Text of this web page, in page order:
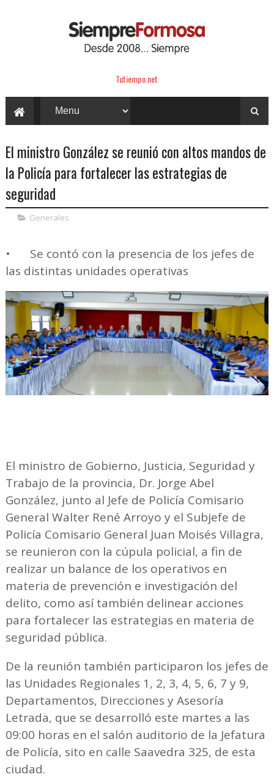
Tutiempo.net
El ministro González se reunió con altos mandos de
la Policía para fortalecer las estrategias de
seguridad
Generales
•
Se contó con la presencia de los jefes de
las distintas unidades operativas
El ministro de Gobierno, Justicia, Seguridad y
Trabajo de la provincia, Dr. Jorge Abel
González, junto al Jefe de Policía Comisario
General Walter René Arroyo y el Subjefe de
Policía Comisario General Juan Moisés Villagra,
se reunieron con la cúpula policial, a fin de
realizar un balance de los operativos en
materia de prevención e investigación del
delito, como así también delinear acciones
para fortalecer las estrategias en materia de
seguridad pública.
De la reunión también participaron los jefes de
las Unidades Regionales 1, 2, 3, 4, 5, 6, 7 y 9,
Departamentos, Direcciones y Asesoría
Letrada, que se desarrolló este martes a las
09:00 horas en el salón auditorio de la Jefatura
de Policía, sito en calle Saavedra 325, de esta
ciudad.